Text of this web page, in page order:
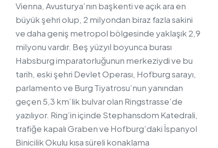
Vienna, Avusturya’nın başkenti ve açık ara en
büyük şehri olup, 2 milyondan biraz fazla sakini
ve daha geniş metropol bölgesinde yaklaşık 2,9
milyonu vardır. Beş yüzyıl boyunca burası
Habsburg imparatorluğunun merkeziydi ve bu
tarih, eski şehri Devlet Operası, Hofburg sarayı,
parlamento ve Burg Tiyatrosu’nun yanından
geçen 5,3 km’lik bulvar olan Ringstrasse’de
yazılıyor. Ring’in içinde Stephansdom Katedrali,
trafiğe kapalı Graben ve Hofburg’daki İspanyol
Binicilik Okulu kısa süreli konaklama